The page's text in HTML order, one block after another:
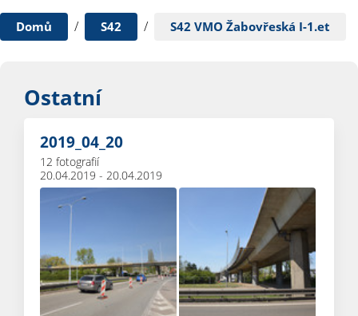
Domů / S42 / S42 VMO Žabovřeská I-1.et
Ostatní
2019_04_20
12 fotografií
20.04.2019 - 20.04.2019